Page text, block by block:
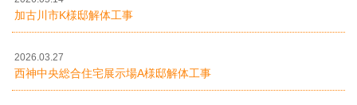
加古川市K様邸解体工事
2026.03.27
西神中央総合住宅展示場A様邸解体工事